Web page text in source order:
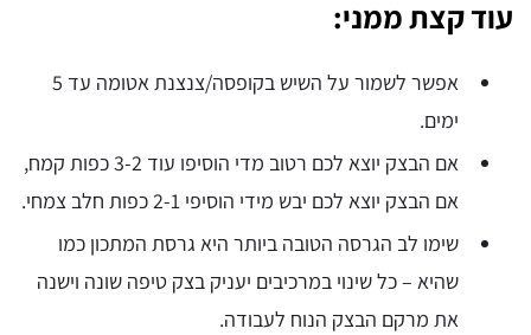
עוד קצת ממני:
אפשר לשמור על השיש בקופסה/צנצנת אטומה עד 5
ימים.
אם הבצק יוצא לכם רטוב מדי הוסיפו עוד 3-2 כפות קמח,
אם הבצק יוצא לכם יבש מידי הוסיפי 2-1 כפות חלב צמחי.
שימו לב הגרסה הטובה ביותר היא גרסת המתכון כמו
שהיא – כל שינוי במרכיבים יעניק בצק טיפה שונה וישנה
את מרקם הבצק הנוח לעבודה.